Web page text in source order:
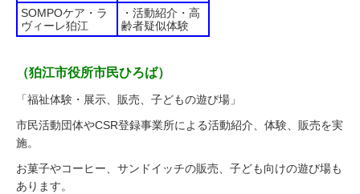
SOMPOケア・ラ
ヴィーレ狛江
・活動紹介・高
齢者疑似体験
（狛江市役所市民ひろば）
「福祉体験・展示、販売、子どもの遊び場」
市民活動団体やCSR登録事業所による活動紹介、体験、販売を実
施。
お菓子やコーヒー、サンドイッチの販売、子ども向けの遊び場も
あります。